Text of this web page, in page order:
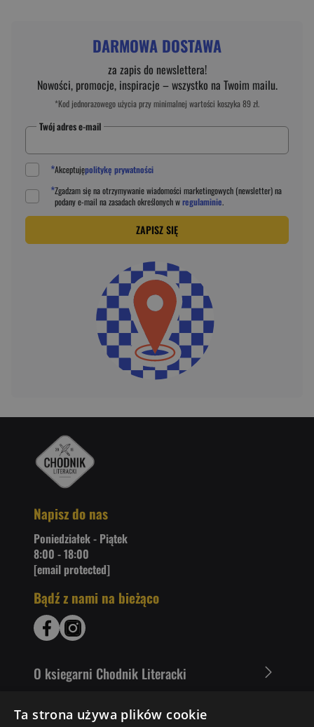
DARMOWA DOSTAWA
za zapis do newslettera!
Nowości, promocje, inspiracje – wszystko na Twoim mailu.
*Kod jednorazowego użycia przy minimalnej wartości koszyka 89 zł.
Twój adres e-mail
*Akceptujępolitykę prywatności
*Zgadzam się na otrzymywanie wiadomości marketingowych (newsletter) na
podanye-mail na zasadach określonych wregulaminie.
ZAPISZ SIĘ
Napisz do nas
Poniedziałek - Piątek
8:00 - 18:00
[email protected]
Bądź z nami na bieżąco
O ksiegarni Chodnik Literacki
Zakupy u nas
Ta strona używa plików cookie